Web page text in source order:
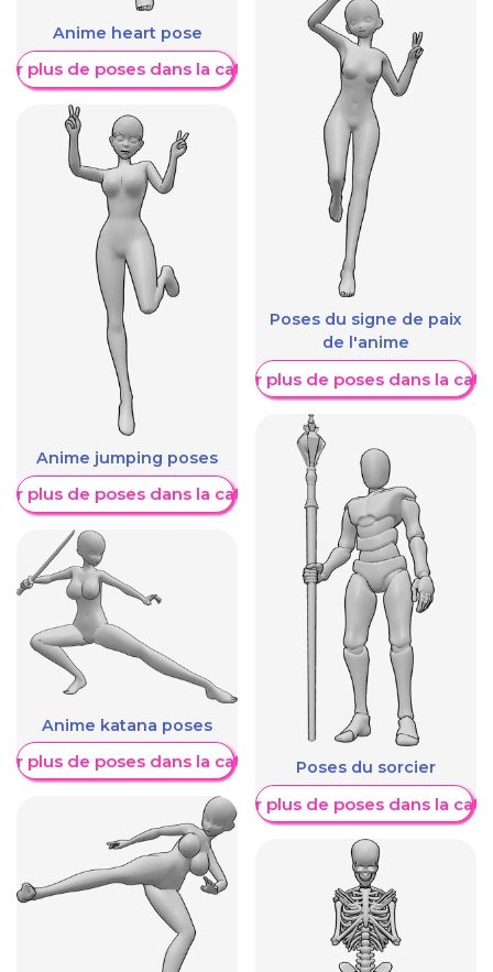
Anime heart pose
plus de poses dans la catégorie
Anime jumping poses
plus de poses dans la catégorie
Anime katana poses
plus de poses dans la catégorie
Poses du signe de paix
de l'anime
Afficher plus de poses dans la
Poses du sorcier
Afficher plus de poses dans la